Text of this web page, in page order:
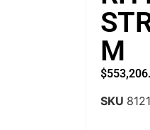
M
$
SKU